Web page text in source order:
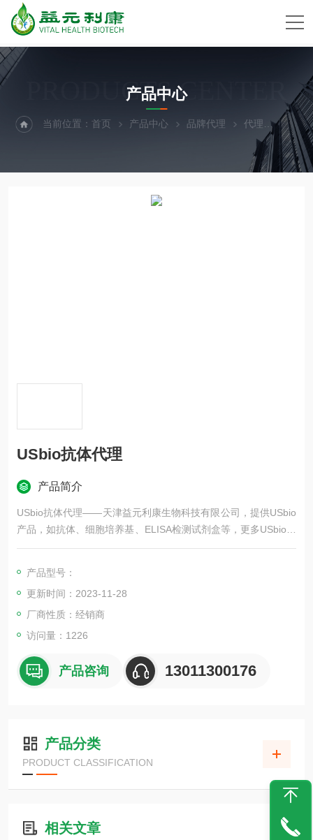
PRODUCTS CENTER
产品中心
当前位置：首页 产品中心 品牌代理 代理 USbio
USbio抗体代理
产品简介
USbio抗体代理——天津益元利康生物科技有限公司，提供USbio
产品，如抗体、细胞培养基、ELISA检测试剂盒等，更多USbio品
牌产品等，欢迎咨询！
产品型号：
更新时间：2023-11-28
厂商性质：经销商
访问量：1226
产品咨询 13011300176
产品分类
PRODUCT CLASSIFICATION
相关文章